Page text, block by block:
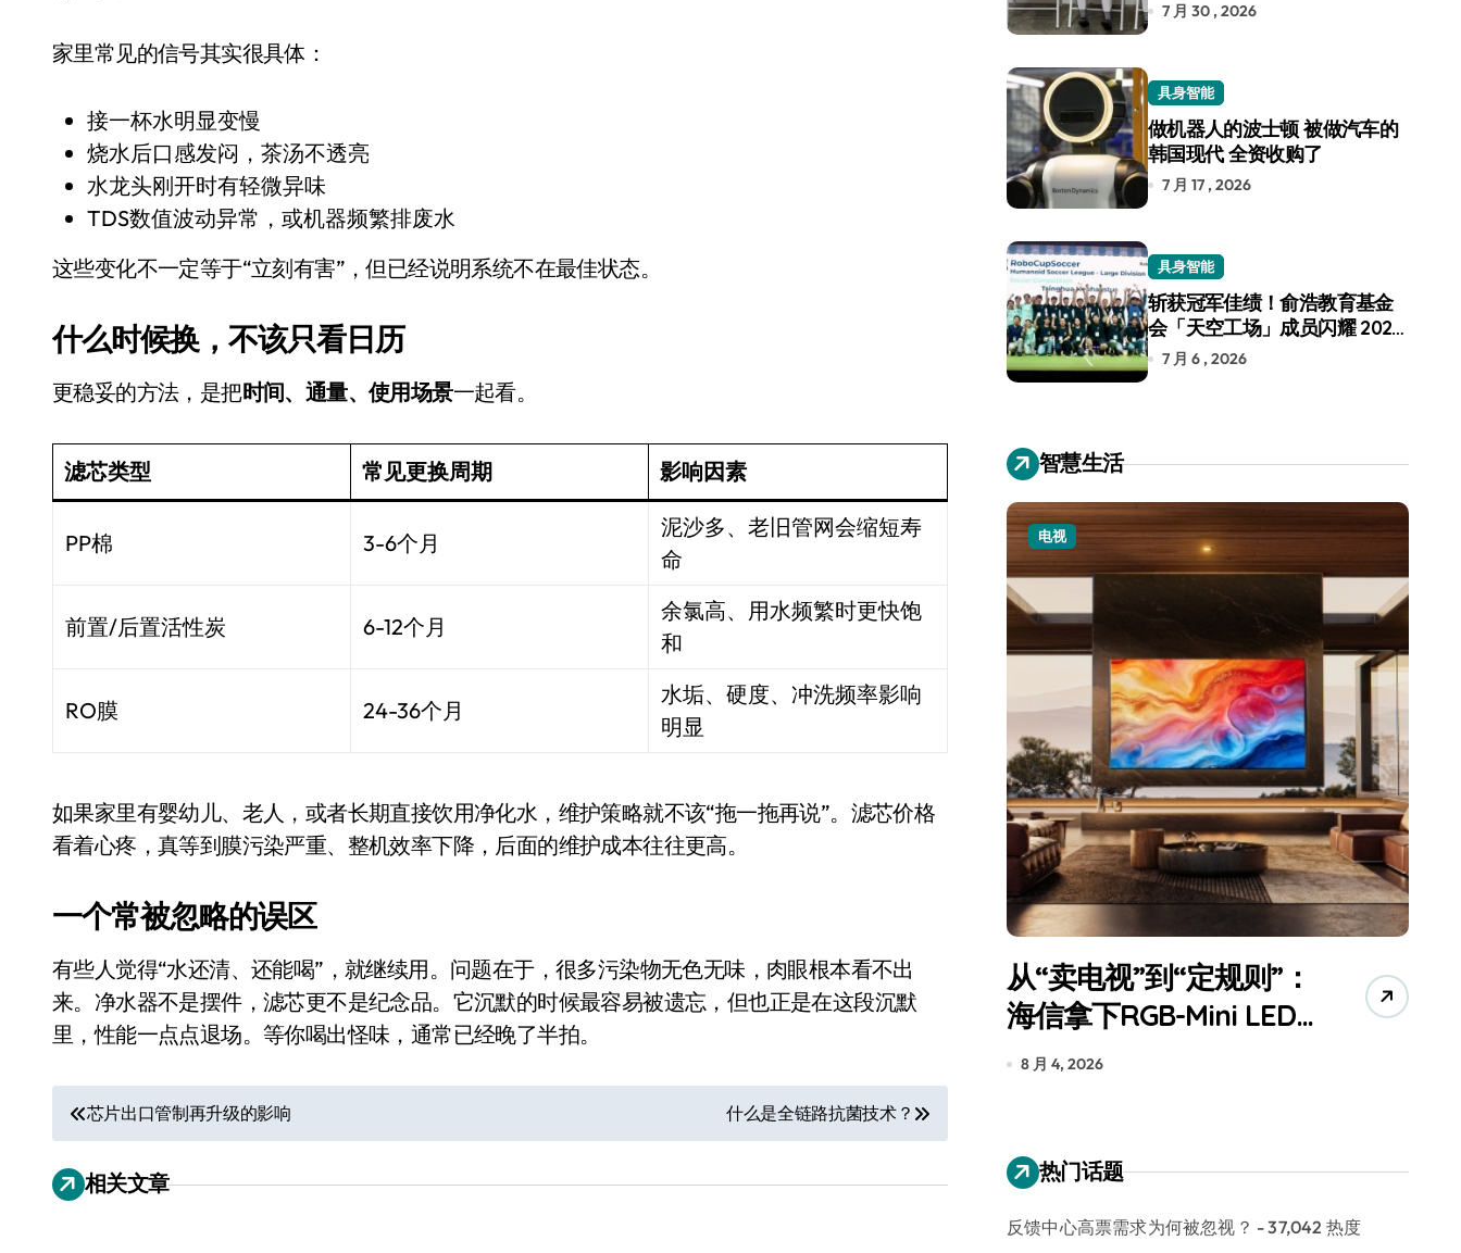
追觅清洁电器全球累计出货量破4000万台，技术创新驱动多品类增长
家里常见的信号其实很具体：
接一杯水明显变慢
烧水后口感发闷，茶汤不透亮
水龙头刚开时有轻微异味
TDS数值波动异常，或机器频繁排废水
这些变化不一定等于“立刻有害”，但已经说明系统不在最佳状态。
什么时候换，不该只看日历
更稳妥的方法，是把时间、通量、使用场景一起看。
滤芯类型 常见更换周期 影响因素
PP棉 3-6个月
泥沙多、老旧管网会缩短寿
命
前置/后置活性炭 6-12个月
余氯高、用水频繁时更快饱
和
RO膜 24-36个月
水垢、硬度、冲洗频率影响
明显
如果家里有婴幼儿、老人，或者长期直接饮用净化水，维护策略就不该“拖一拖再说”。滤芯价格
看着心疼，真等到膜污染严重、整机效率下降，后面的维护成本往往更高。
一个常被忽略的误区
有些人觉得“水还清、还能喝”，就继续用。问题在于，很多污染物无色无味，肉眼根本看不出
来。净水器不是摆件，滤芯更不是纪念品。它沉默的时候最容易被遗忘，但也正是在这段沉默
里，性能一点点退场。等你喝出怪味，通常已经晚了半拍。
文
章
导
芯片出口管制再升级的影响 什么是全链路抗菌技术？
相关文章
7 月 30 , 2026
具身智能
做机器人的波士顿 被做汽车的
韩国现代 全资收购了
7 月 17 , 2026
具身智能
斩获冠军佳绩！俞浩教育基金
会「天空工场」成员闪耀 2026
RoboCup 机器人世界杯
7 月 6 , 2026
智慧生活
从电视一哥到声学霸主，
TCL用一套‘完整体系’砸
开了回音壁的顶级牌桌
追觅清洁电器全球累计出
货量破4000万台，技术
创新驱动多品类增长
电视
从“卖电视”到“定规则”：
海信拿下RGB-Mini LED
全球话语权
8 月 4, 2026
热门话题
反馈中心高票需求为何被忽视？ - 37,042 热度